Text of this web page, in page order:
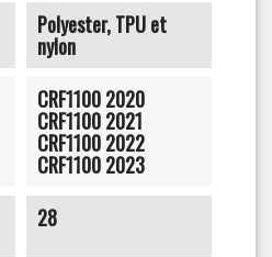
Polyester, TPU et
nylon
CRF1100 2020
CRF1100 2021
CRF1100 2022
CRF1100 2023
28